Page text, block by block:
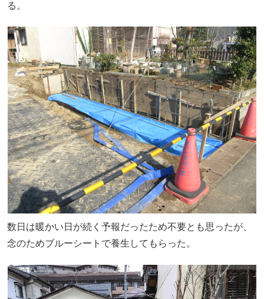
る。
数日は暖かい日が続く予報だったため不要とも思ったが、
念のためブルーシートで養生してもらった。